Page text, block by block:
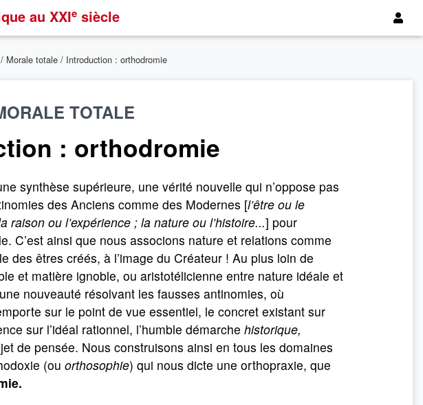
au XXIe siècle
/ Morale totale / Introduction : orthodromie
TOTALE
: orthodromie
synthèse supérieure, une vérité nouvelle qui n’oppose pas
des Anciens comme des Modernes [l’être ou le
raison ou l’expérience ; la nature ou l’histoire...] pour
C’est ainsi que nous associons nature et relations comme
des êtres créés, à l’image du Créateur ! Au plus loin de
et matière ignoble, ou aristotélicienne entre nature idéale et
nouveauté résolvant les fausses antinomies, où
sur le point de vue essentiel, le concret existant sur
sur l’idéal rationnel, l’humble démarche historique,
de pensée. Nous construisons ainsi en tous les domaines
(ou orthosophie) qui nous dicte une orthopraxie, que